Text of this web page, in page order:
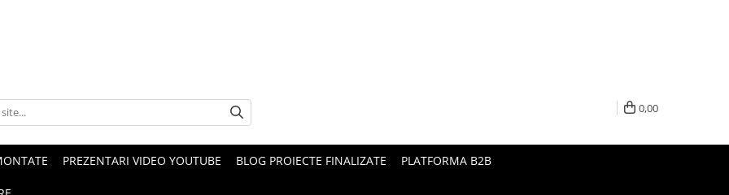
0,00
PREZENTARI VIDEO YOUTUBE BLOG PROIECTE FINALIZATE PLATFORMA B2B